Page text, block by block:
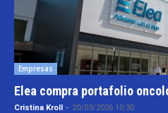
Empresas
Elea compra portafolio
Cristina Kroll - 20/03/2026 10:30